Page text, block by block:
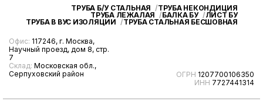
Офис: 117246, г. Москва,
Научный проезд, дом 8, стр.
7
Склад: Московская обл.,
Серпуховский район
ОГРН 1207700106350
ИНН 7727441314
ТРУБА Б/У СТАЛЬНАЯ
ТРУБА НЕКОНДИЦИЯ
ТРУБА ЛЕЖАЛАЯ
БАЛКА БУ
ЛИСТ БУ
ТРУБА В ВУС ИЗОЛЯЦИИ
ТРУБА СТАЛЬНАЯ БЕСШОВНАЯ